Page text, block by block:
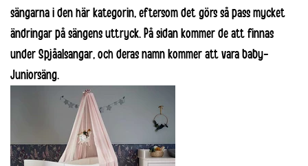
sängarna i den här kategorin, eftersom det görs så pass mycket
ändringar på sängens uttryck. På sidan kommer de att finnas
under Spjåalsangar, och deras namn kommer att vara baby-
Juniorsäng.